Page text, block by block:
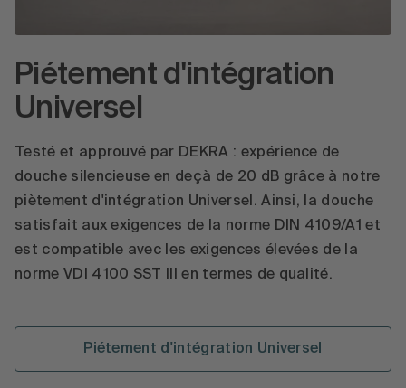
Piétement d'intégration
Universel
Testé et approuvé par DEKRA : expérience de
douche silencieuse en deçà de 20 dB grâce à notre
piètement d'intégration Universel. Ainsi, la douche
satisfait aux exigences de la norme DIN 4109/A1 et
est compatible avec les exigences élevées de la
norme VDI 4100 SST III en termes de qualité.
Piétement d'intégration Universel